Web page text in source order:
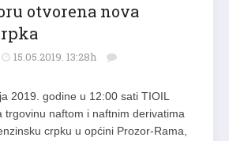
otvorena nova
15.05.2019. 13:28h
2019. godine u 12:00 sati TIOIL
trgovinu naftom i naftnim derivatima
crpku u općini Prozor-Rama,